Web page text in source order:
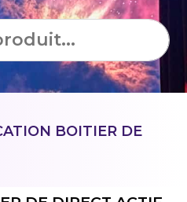
BOITIER DE